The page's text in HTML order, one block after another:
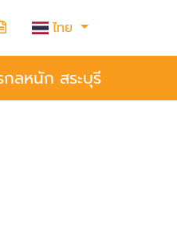
ไทย
ลหนัก สระบุรี